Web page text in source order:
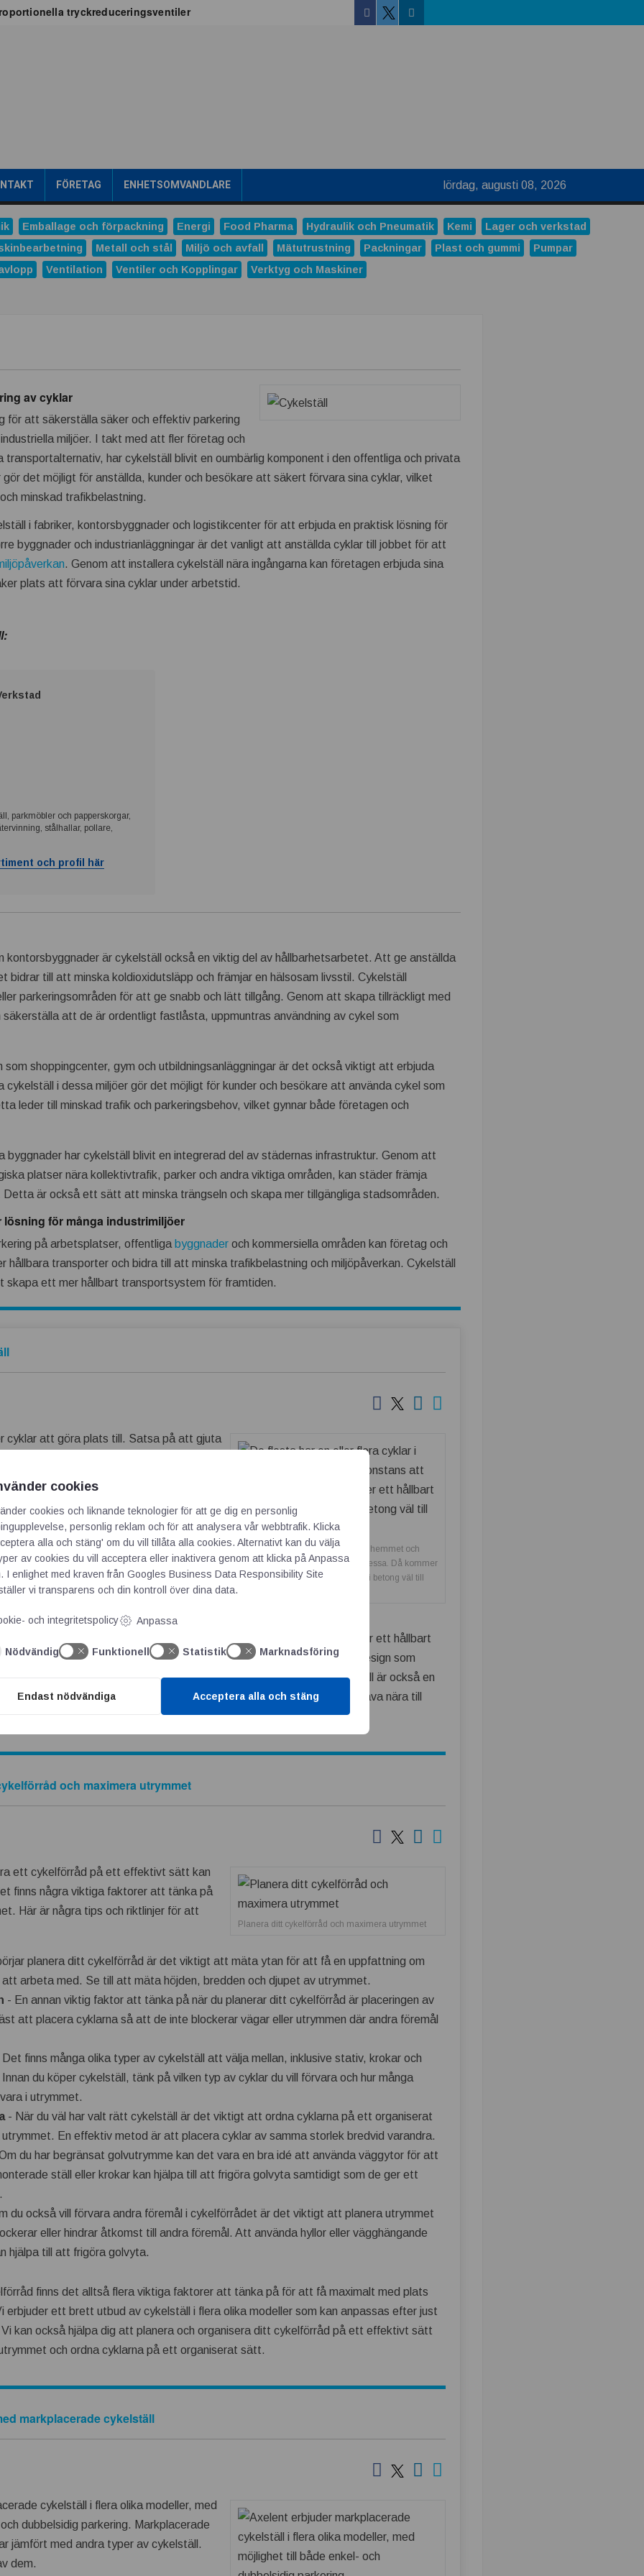
tryckreduceringsventiler
prestigefyllt pris för industriellt monteringsverktyg
och Hydro tecknar långsiktigt avtal
nästa generations industriella HMI-lösningar
Facebook
TwitterLinkedin
FÖRETAG ENHETSOMVANDLARE lördag, augusti 08, 2026
Emballage och förpackning Energi Food Pharma Hydraulik och Pneumatik Kemi
Lager och verkstad
Metall och stål Miljö och avfall Mätutrustning Packningar Plast och gummi
Pumpar
Ventilation Ventiler och Kopplingar Verktyg och Maskiner
av cyklar
för att säkerställa säker och effektiv parkering
miljöer. I takt med att fler företag och
transportalternativ, har cykelställ blivit en oumbärlig komponent i den offentliga och privata
det möjligt för anställda, kunder och besökare att säkert förvara sina cyklar, vilket
minskad trafikbelastning.
i fabriker, kontorsbyggnader och logistikcenter för att erbjuda en praktisk lösning för
byggnader och industrianläggningar är det vanligt att anställda cyklar till jobbet för att
. Genom att installera cykelställ nära ingångarna kan företagen erbjuda sina
plats att förvara sina cyklar under arbetstid.
parkmöbler och papperskorgar,
stålhallar, pollare,
och profil här
kontorsbyggnader är cykelställ också en viktig del av hållbarhetsarbetet. Att ge anställda
bidrar till att minska koldioxidutsläpp och främjar en hälsosam livsstil. Cykelställ
parkeringsområden för att ge snabb och lätt tillgång. Genom att skapa tillräckligt med
säkerställa att de är ordentligt fastlåsta, uppmuntras användning av cykel som
som shoppingcenter, gym och utbildningsanläggningar är det också viktigt att erbjuda
cykelställ i dessa miljöer gör det möjligt för kunder och besökare att använda cykel som
leder till minskad trafik och parkeringsbehov, vilket gynnar både företagen och
byggnader har cykelställ blivit en integrerad del av städernas infrastruktur. Genom att
platser nära kollektivtrafik, parker och andra viktiga områden, kan städer främja
är också ett sätt att minska trängseln och skapa mer tillgängliga stadsområden.
för många industrimiljöer
på arbetsplatser, offentliga byggnader och kommersiella områden kan företag och
hållbara transporter och bidra till att minska trafikbelastning och miljöpåverkan. Cykelställ
skapa ett mer hållbart transportsystem för framtiden.
De flesta har en eller flera cyklar i hemmet och
behöver någonstans att parkera dessa. Då kommer
ett hållbart och praktiskt cykelställ i betong väl till
cyklar att göra plats till. Satsa på att gjuta
som fungerar väl och smälter in i de
är enkelt att genomföra och det går lätt
till önskad konsistens. Att betong är ett
bra i detta sammanhang då ett gjutet
en stadig plats för detta omtyckta
cyklar i hemmet och behöver någonstans att parkera dessa. Då kommer ett hållbart
väl till pass. Lägg därtill stilrent och elegant och du har en tidlös design som
uppfart eller trädgård som helst. Detta vackra och användbara cykelställ är också en
att gjuta flera på en och samma gång så har du alltid en uppskattad gåva nära till
och maximera utrymmet
Planera ditt cykelförråd och maximera utrymmet
ett cykelförråd på ett effektivt sätt kan
finns några viktiga faktorer att tänka på
Här är några tips och riktlinjer för att
planera ditt cykelförråd är det viktigt att mäta ytan för att få en uppfattning om
att arbeta med. Se till att mäta höjden, bredden och djupet av utrymmet.
- En annan viktig faktor att tänka på när du planerar ditt cykelförråd är placeringen av
att placera cyklarna så att de inte blockerar vägar eller utrymmen där andra föremål
Det finns många olika typer av cykelställ att välja mellan, inklusive stativ, krokar och
du köper cykelställ, tänk på vilken typ av cyklar du vill förvara och hur många
i utrymmet.
- När du väl har valt rätt cykelställ är det viktigt att ordna cyklarna på ett organiserat
En effektiv metod är att placera cyklar av samma storlek bredvid varandra.
du har begränsat golvutrymme kan det vara en bra idé att använda väggytor för att
ställ eller krokar kan hjälpa till att frigöra golvyta samtidigt som de ger ett
du också vill förvara andra föremål i cykelförrådet är det viktigt att planera utrymmet
eller hindrar åtkomst till andra föremål. Att använda hyllor eller vägghängande
hjälpa till att frigöra golvyta.
finns det alltså flera viktiga faktorer att tänka på för att få maximalt med plats
erbjuder ett brett utbud av cykelställ i flera olika modeller som kan anpassas efter just
kan också hjälpa dig att planera och organisera ditt cykelförråd på ett effektivt sätt
och ordna cyklarna på ett organiserat sätt.
markplacerade cykelställ
cykelställ i flera olika modeller, med
dubbelsidig parkering. Markplacerade
jämfört med andra typer av cykelställ.
dem.
cookies
cookies och liknande teknologier för att ge dig en personlig
personlig reklam och för att analysera vår webbtrafik. Klicka
alla och stäng' om du vill tillåta alla cookies. Alternativt kan du välja
av cookies du vill acceptera eller inaktivera genom att klicka på Anpassa
I enlighet med kraven från Googles Business Data Responsibility Site
vi transparens och din kontroll över dina data.
och integritetspolicy Anpassa
Nödvändig Funktionell Statistik Marknadsföring
Endast nödvändiga Acceptera alla och stäng